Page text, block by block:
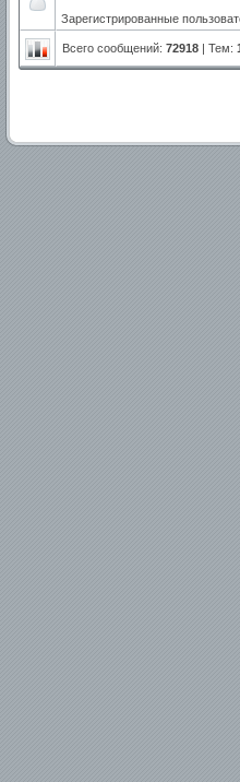
Зарегистрированные
Всего сообщений: 72918 | Тем: